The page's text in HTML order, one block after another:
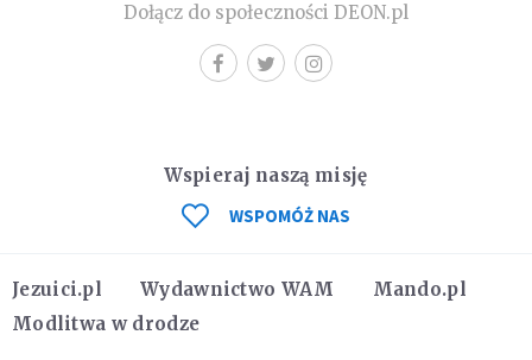
Dołącz do społeczności DEON.pl
Jezuici.pl Wydawnictwo WAM
Mando.pl
Modlitwa w drodze
Wspieraj naszą misję
WSPOMÓŻ NAS